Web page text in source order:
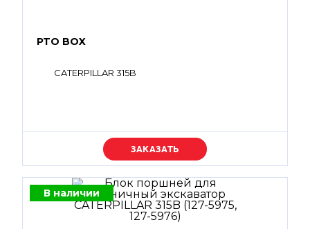
PTO BOX
CATERPILLAR 315B
Уточняйте цену
В наличии